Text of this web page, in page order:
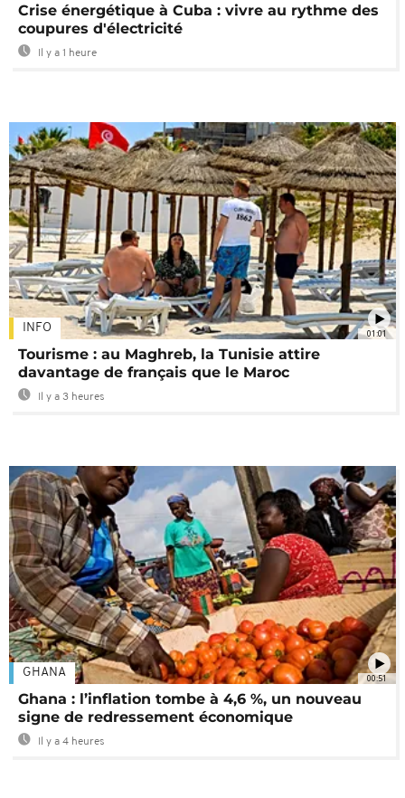
Crise énergétique à Cuba : vivre au rythme des
coupures d'électricité
Il y a 1 heure
01:01
INFO
Tourisme : au Maghreb, la Tunisie attire
davantage de français que le Maroc
Il y a 3 heures
00:51
GHANA
Ghana : l’inflation tombe à 4,6 %, un nouveau
signe de redressement économique
Il y a 4 heures